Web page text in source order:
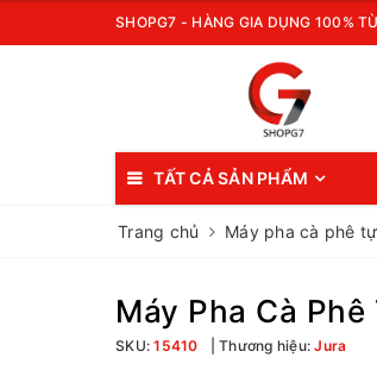
SHOPG7 - HÀNG GIA DỤNG 100%
TẤT CẢ SẢN PHẨM
Trang chủ Máy pha cà phê
Máy Pha Cà
SKU:15410 Thương hiệu:Jura